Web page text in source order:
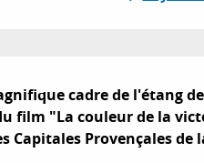
cadre de l'étang
film "La couleur de la
Capitales Provençales de